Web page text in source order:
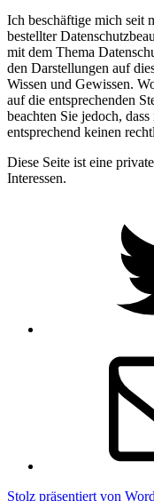
Ich beschäftige mich seit
bestellter
mit dem Thema
den Darstellungen auf
Wissen und Gewissen.
auf die entsprechenden
beachten Sie jedoch,
entsprechend keinen
Diese Seite ist eine
Interessen.
Stolz präsentiert von